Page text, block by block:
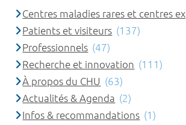
Centres maladies rares et centres
Patients et visiteurs (137)
Professionnels (47)
Recherche et innovation (111)
À propos du CHU (63)
Actualités & Agenda (2)
Infos & recommandations (1)